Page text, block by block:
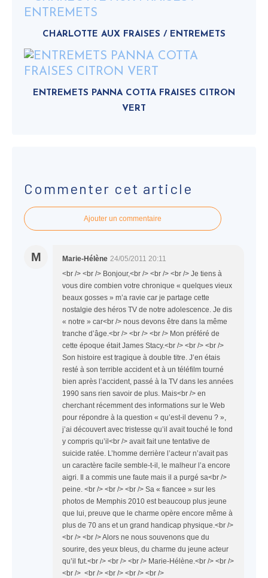
CHARLOTTE AUX FRAISES / ENTREMETS
ENTREMETS PANNA COTTA FRAISES CITRON
VERT
Commenter cet article
Ajouter un commentaire
M Marie-Hélène 24/05/2011 20:11
<br /> <br /> Bonjour,<br /> <br /> <br /> Je tiens à
vous dire combien votre chronique « quelques vieux
beaux gosses » m’a ravie car je partage cette
nostalgie des héros TV de notre adolescence. Je dis
« notre » car<br /> nous devons être dans la même
tranche d’âge.<br /> <br /> <br /> Mon préféré de
cette époque était James Stacy.<br /> <br /> <br />
Son histoire est tragique à double titre. J’en étais
resté à son terrible accident et à un téléfilm tourné
bien après l’accident, passé à la TV dans les années
1990 sans rien savoir de plus. Mais<br /> en
cherchant récemment des informations sur le Web
pour répondre à la question « qu’est-il devenu ? »,
j’ai découvert avec tristesse qu’il avait touché le fond
y compris qu’il<br /> avait fait une tentative de
suicide ratée. L’homme derrière l’acteur n’avait pas
un caractère facile semble-t-il, le malheur l’a encore
aigri. Il a commis une faute mais il a purgé sa<br />
peine. <br /> <br /> <br /> Sa « fiancee » sur les
photos de Memphis 2010 est beaucoup plus jeune
que lui, preuve que le charme opère encore même à
plus de 70 ans et un grand handicap physique.<br />
<br /> <br /> Alors ne nous souvenons que du
sourire, des yeux bleus, du charme du jeune acteur
qu’il fut.<br /> <br /> <br /> Marie-Hélène.<br /> <br />
<br /> <br /> <br /> <br /> <br />